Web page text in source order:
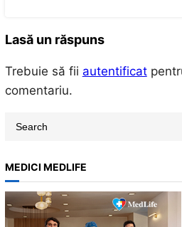
Lasă un răspuns
Trebuie să fii autentificat
comentariu.
a
r
c
h
MEDICI MEDLIFE